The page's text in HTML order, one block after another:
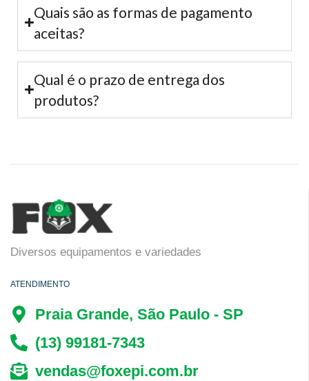
Quais são as formas de pagamento
aceitas?
Qual é o prazo de entrega dos
produtos?
Diversos equipamentos e variedades
ATENDIMENTO
Praia Grande, São Paulo - SP
(13) 99181-7343
vendas@foxepi.com.br